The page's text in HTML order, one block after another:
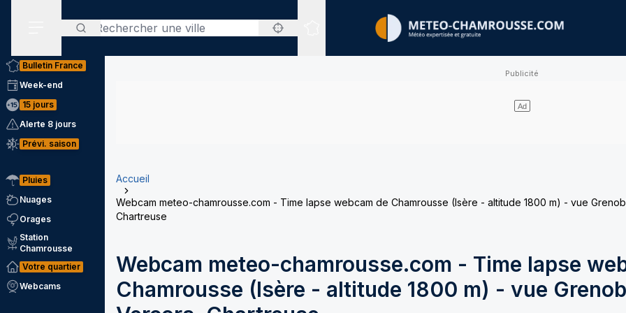
Rechercher
Sites expertisés
Bulletin France
Week-end
15 jours
Alerte 8 jours
Prévi. saison
Pluies
Nuages
Orages
Station
Chamrousse
Votre quartier
Webcams
Accueil
Webcam meteo-chamrousse.com - Time lapse webcam de Chamrousse (Isère - altitude 1800 m) - vue
Chartreuse
Webcam meteo-chamrousse.com - Time lapse
Chamrousse (Isère - altitude 1800 m) - vue